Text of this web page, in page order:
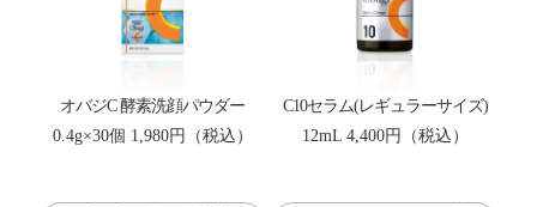
オバジC 酵素洗顔パウダー
0.4g×30個 1,980円（税込）
C10セラム(レギュラーサイズ)
12mL 4,400円（税込）